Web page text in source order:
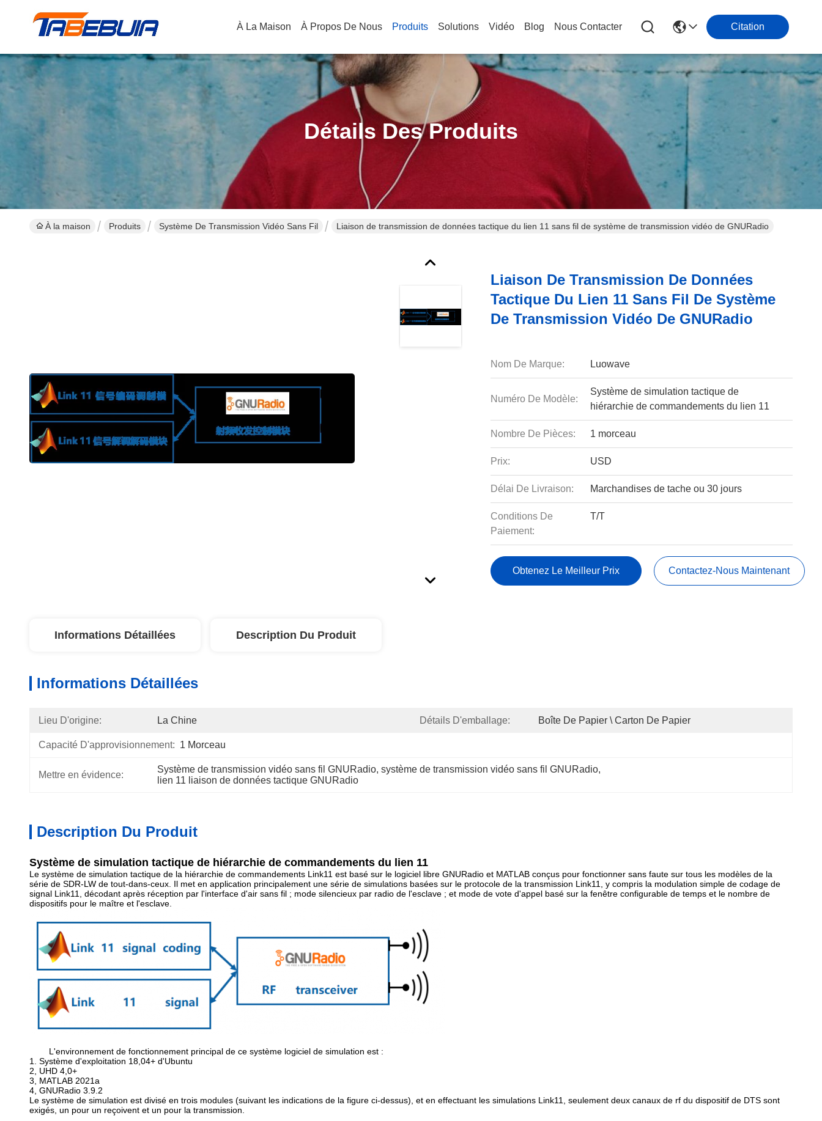
À La Maison À Propos De Nous Produits Solutions Vidéo Blog Nous Contacter Citation
Détails Des Produits
À la maison Produits Système De Transmission Vidéo Sans Fil Liaison de transmission de données tactique du lien 11 sans fil de système de transmission vidéo de GNURadio
Liaison De Transmission De Données
Tactique Du Lien 11 Sans Fil De Système
De Transmission Vidéo De GNURadio
Nom De Marque: Luowave
Numéro De Modèle:
Système de simulation tactique de
hiérarchie de commandements du lien 11
Nombre De Pièces: 1 morceau
Prix: USD
Délai De Livraison: Marchandises de tache ou 30 jours
Conditions De
Paiement:
T/T
Obtenez Le Meilleur Prix Contactez-Nous Maintenant
Informations Détaillées Description Du Produit
Informations Détaillées
Lieu D'origine: La Chine Détails D'emballage: Boîte De Papier \ Carton De Papier
Capacité D'approvisionnement: 1 Morceau
Mettre en évidence:
Système de transmission vidéo sans fil GNURadio, système de transmission vidéo sans fil GNURadio,
lien 11 liaison de données tactique GNURadio
Description Du Produit
Système de simulation tactique de hiérarchie de commandements du lien 11
Le système de simulation tactique de la hiérarchie de commandements Link11 est basé sur le logiciel libre GNURadio et MATLAB conçus pour fonctionner sans faute sur tous les modèles de la
série de SDR-LW de tout-dans-ceux. Il met en application principalement une série de simulations basées sur le protocole de la transmission Link11, y compris la modulation simple de codage de
signal Link11, décodant après réception par l'interface d'air sans fil ; mode silencieux par radio de l'esclave ; et mode de vote d'appel basé sur la fenêtre configurable de temps et le nombre de
dispositifs pour le maître et l'esclave.
L'environnement de fonctionnement principal de ce système logiciel de simulation est :
1. Système d'exploitation 18,04+ d'Ubuntu
2, UHD 4,0+
3, MATLAB 2021a
4, GNURadio 3.9.2
Le système de simulation est divisé en trois modules (suivant les indications de la figure ci-dessus), et en effectuant les simulations Link11, seulement deux canaux de rf du dispositif de DTS sont
exigés, un pour un reçoivent et un pour la transmission.